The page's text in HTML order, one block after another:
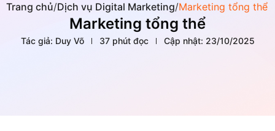
Trang chủ/Dịch vụ Digital Marketing/Marketing tổng thể
Marketing tổng thể
Tác giả: Duy Võ 37 phút đọc Cập nhật: 23/10/2025